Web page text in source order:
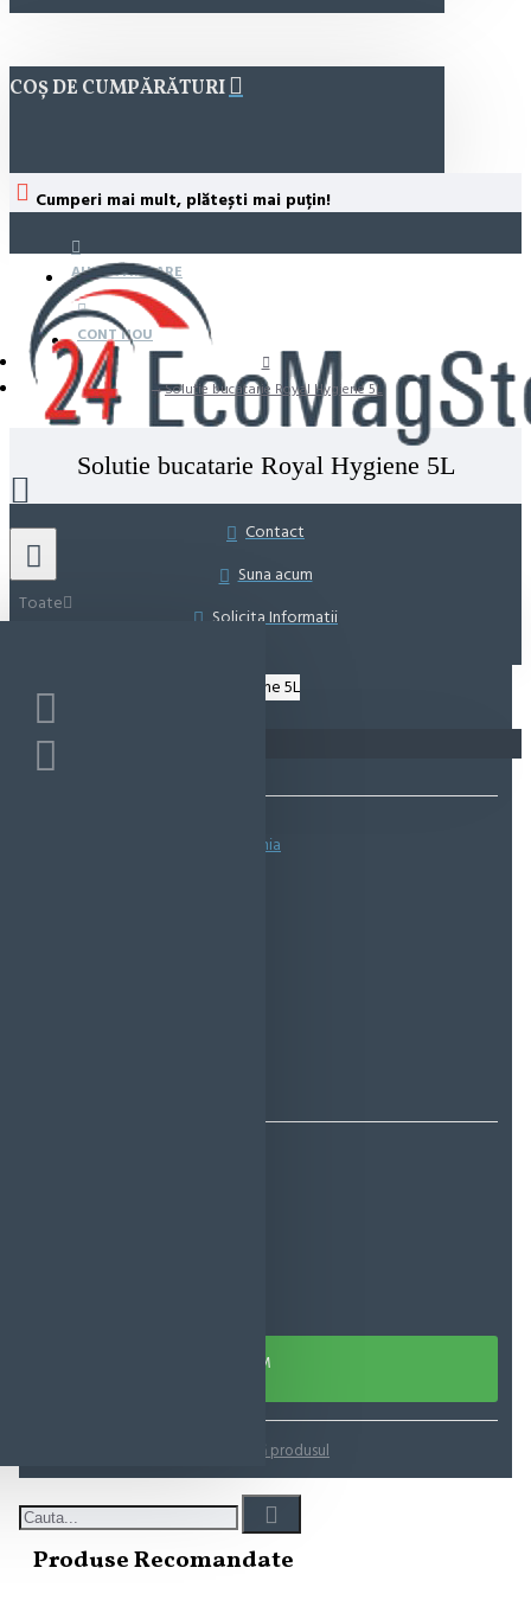
COȘ DE CUMPĂRĂTURI
Cumperi mai mult, plătești mai puțin!
AUTENTIFICARE
CONT NOU
Toate
Solutie bucatarie Royal Hygiene 5L
Solutie bucatarie Royal Hygiene 5L
Contact
Suna acum
Solicita Informatii
Spune-ţi opinia
CUMPARA ACUM
Compară produsul
Produse Recomandate